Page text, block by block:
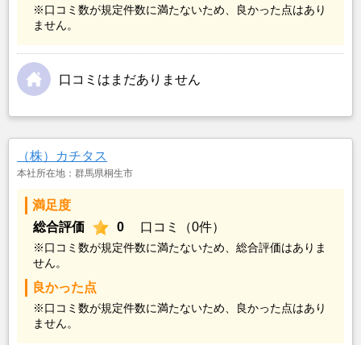
※口コミ数が規定件数に満たないため、良かった点はあり
ません。
口コミはまだありません
（株）カチタス
本社所在地：群馬県桐生市
満足度
総合評価
0 口コミ（0件）
※口コミ数が規定件数に満たないため、総合評価はありま
せん。
良かった点
※口コミ数が規定件数に満たないため、良かった点はあり
ません。